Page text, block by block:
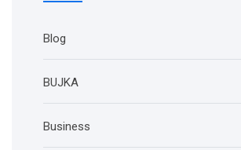
Blog
BUJKA
Business